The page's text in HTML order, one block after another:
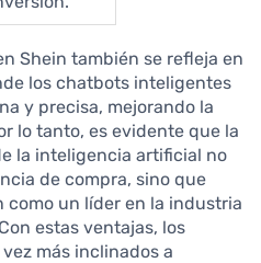
Shein también se refleja en
los chatbots inteligentes
y precisa, mejorando la
lo tanto, es evidente que la
la inteligencia artificial no
de compra, sino que
como un líder en la industria
estas ventajas, los
más inclinados a